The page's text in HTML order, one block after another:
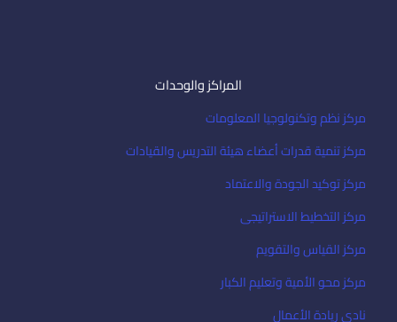
المراكز والوحدات
مركز نظم وتكنولوجيا المعلومات
مركز تنمية قدرات أعضاء هيئة التدريس والقيادات
مركز توكيد الجودة والاعتماد
مركز التخطيط الاستراتيجى
مركز القياس والتقويم
مركز محو الأمية وتعليم الكبار
نادى ريادة الأعمال